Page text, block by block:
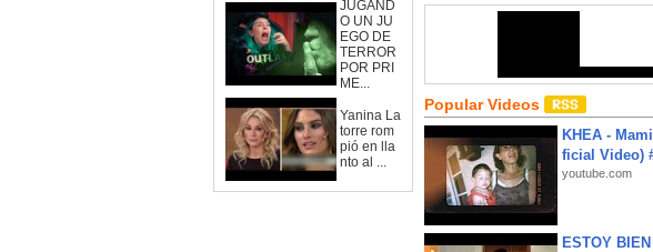
JUGAND
O UN JU
EGO DE
TERROR
POR PRI
ME...
Yanina La
torre rom
pió en lla
nto al ...
Popular Videos
KHEA -
ficial Video)
youtube.com
ESTOY BIEN